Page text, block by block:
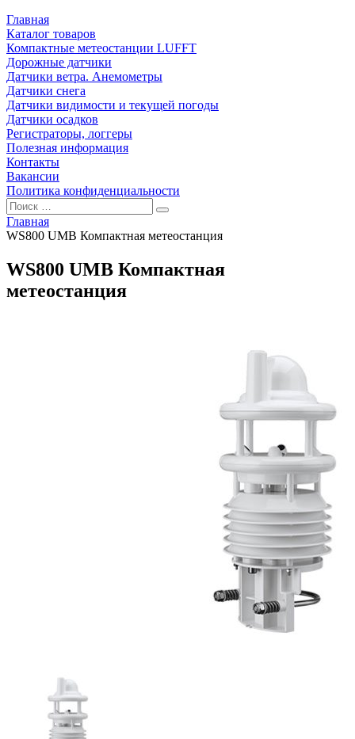
Главная
Каталог товаров
Компактные метеостанции LUFFT
Дорожные датчики
Датчики ветра. Анемометры
Датчики снега
Датчики видимости и текущей погоды
Датчики осадков
Регистраторы, логгеры
Полезная информация
Контакты
Вакансии
Политика конфиденциальности
Главная
WS800 UMB Компактная метеостанция
WS800 UMB Компактная
метеостанция